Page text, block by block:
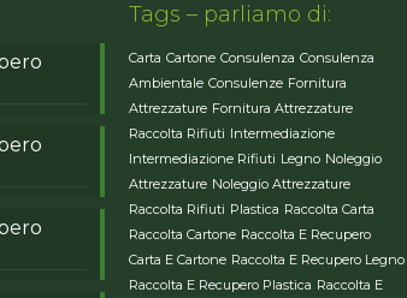
Tags – parliamo di:
Carta Cartone Consulenza Consulenza
Ambientale Consulenze Fornitura
Attrezzature Fornitura Attrezzature
Raccolta Rifiuti Intermediazione
Intermediazione Rifiuti Legno Noleggio
Attrezzature Noleggio Attrezzature
Raccolta Rifiuti Plastica Raccolta Carta
Raccolta Cartone Raccolta E Recupero
Carta E Cartone Raccolta E Recupero Legno
Raccolta E Recupero Plastica Raccolta E